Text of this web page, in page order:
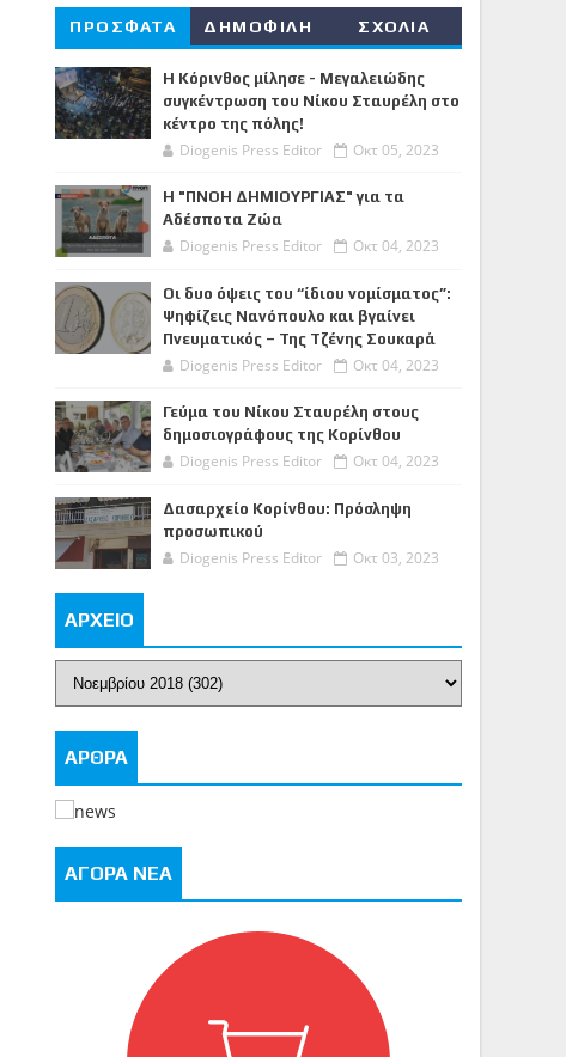
ΠΡΟΣΦΑΤΑ ΔΗΜΟΦΙΛΗ ΣΧΟΛΙΑ
Η Κόρινθος μίλησε - Μεγαλειώδης
συγκέντρωση του Νίκου Σταυρέλη στο
κέντρο της πόλης!
Diogenis Press Editor Οκτ 05, 2023
Η "ΠΝΟΗ ΔΗΜΙΟΥΡΓΙΑΣ" για τα
Αδέσποτα Ζώα
Diogenis Press Editor Οκτ 04, 2023
Οι δυο όψεις του “ίδιου νομίσματος”:
Ψηφίζεις Νανόπουλο και βγαίνει
Πνευματικός – Της Τζένης Σουκαρά
Diogenis Press Editor Οκτ 04, 2023
Γεύμα του Νίκου Σταυρέλη στους
δημοσιογράφους της Κορίνθου
Diogenis Press Editor Οκτ 04, 2023
Δασαρχείο Κορίνθου: Πρόσληψη
προσωπικού
Diogenis Press Editor Οκτ 03, 2023
ΑΡΧΕΙΟ
ΑΡΘΡΑ
ΑΓΟΡΑ ΝΕΑ